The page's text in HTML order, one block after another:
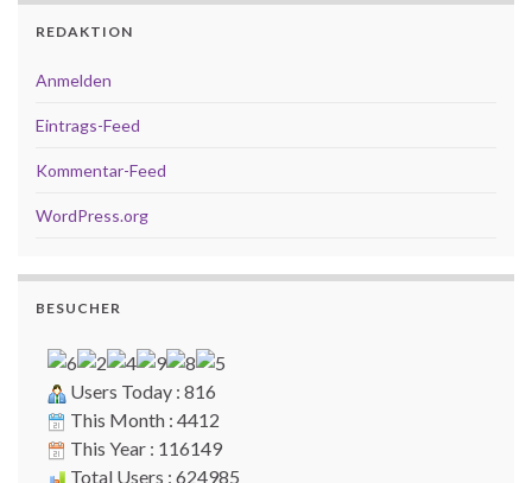
REDAKTION
Anmelden
Eintrags-Feed
Kommentar-Feed
WordPress.org
BESUCHER
Users Today : 816
This Month : 4412
This Year : 116149
Total Users : 624985